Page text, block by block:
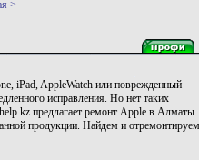
>
iPad, AppleWatch или поврежденный
исправления. Но нет таких
предлагает ремонт Apple в Алматы
продукции. Найдем и отремонтируем